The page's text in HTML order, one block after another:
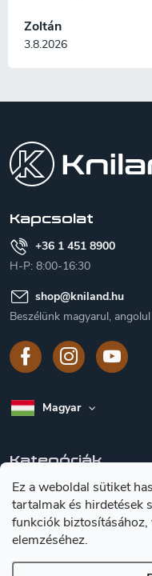
Ez a weboldal sütiket
tartalmak és hirdetések
funkciók
elemzéséhez.
Zoltán
3.8.2026
Kapcsolat
+36 1 451 8900
H-P: 8:00-16:30
shop@kniland.hu
Beszélünk magyarul,
Magyar
Kategóriák
A vásárlásról
Tájékoztátas a